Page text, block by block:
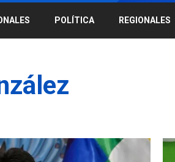
POLÍTICA REGIONALES